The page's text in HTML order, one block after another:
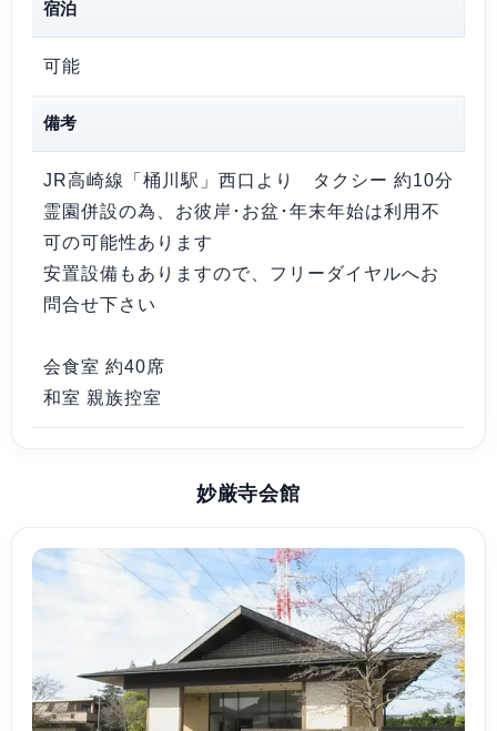
宿泊
可能
備考
JR高崎線「桶川駅」西口より タクシー 約10分
霊園併設の為、お彼岸･お盆･年末年始は利用不
可の可能性あります
安置設備もありますので、フリーダイヤルへお
問合せ下さい
会食室 約40席
和室 親族控室
妙厳寺会館